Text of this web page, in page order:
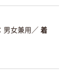
男女兼用 ／ 着